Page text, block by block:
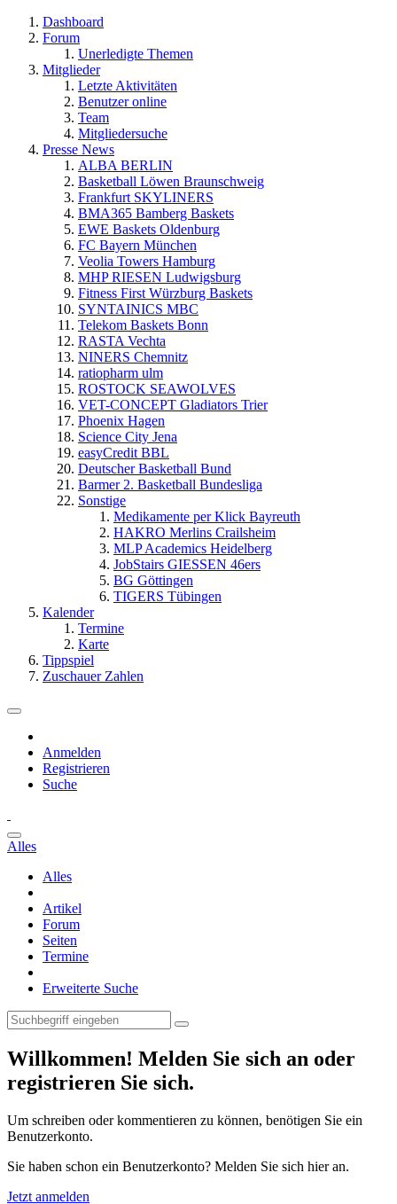
Dashboard
Forum
Unerledigte Themen
Mitglieder
Letzte Aktivitäten
Benutzer online
Team
Mitgliedersuche
Presse News
ALBA BERLIN
Basketball Löwen Braunschweig
Frankfurt SKYLINERS
BMA365 Bamberg Baskets
EWE Baskets Oldenburg
FC Bayern München
Veolia Towers Hamburg
MHP RIESEN Ludwigsburg
Fitness First Würzburg Baskets
SYNTAINICS MBC
Telekom Baskets Bonn
RASTA Vechta
NINERS Chemnitz
ratiopharm ulm
ROSTOCK SEAWOLVES
VET-CONCEPT Gladiators Trier
Phoenix Hagen
Science City Jena
easyCredit BBL
Deutscher Basketball Bund
Barmer 2. Basketball Bundesliga
Sonstige
Medikamente per Klick Bayreuth
HAKRO Merlins Crailsheim
MLP Academics Heidelberg
JobStairs GIESSEN 46ers
BG Göttingen
TIGERS Tübingen
Kalender
Termine
Karte
Tippspiel
Zuschauer Zahlen
Anmelden
Registrieren
Suche
Alles
Alles
Artikel
Forum
Seiten
Termine
Erweiterte Suche
Willkommen! Melden Sie sich an oder
registrieren Sie sich.
Um schreiben oder kommentieren zu können, benötigen Sie ein
Benutzerkonto.
Sie haben schon ein Benutzerkonto? Melden Sie sich hier an.
Jetzt anmelden